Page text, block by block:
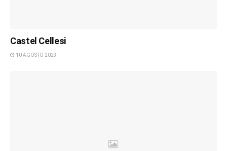
Castel Cellesi
10 AGOSTO 2023